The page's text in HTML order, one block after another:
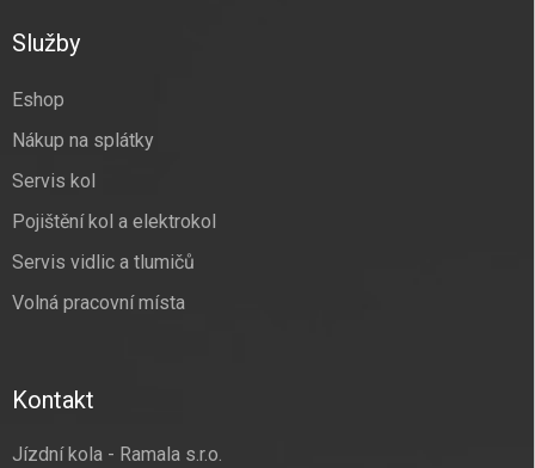
Služby
Eshop
Nákup na splátky
Servis kol
Pojištění kol a elektrokol
Servis vidlic a tlumičů
Volná pracovní místa
Kontakt
Jízdní kola - Ramala s.r.o.